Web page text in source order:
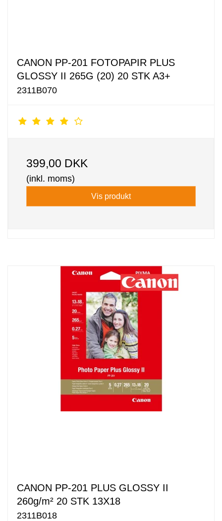
CANON PP-201 FOTOPAPIR PLUS
GLOSSY II 265G (20) 20 STK A3+
2311B070
399,00 DKK
(inkl. moms)
Vis produkt
CANON PP-201 PLUS GLOSSY II
260g/m² 20 STK 13X18
2311B018